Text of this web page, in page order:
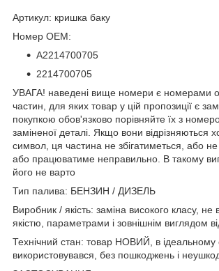
Артикул: кришка баку
Номер OEM:
A2214700705
2214700705
УВАГА! наведені вище номери є номерами
частин, для яких товар у цій пропозиції є
покупкою обов'язково порівняйте їх з
заміненої деталі. Якщо вони відрізняються
символ, ця частина не збігатиметься, або
або працюватиме неправильно. В такому
його не варто
Тип палива: БЕНЗИН / ДИЗЕЛЬ
Виробник / якість: заміна високого класу, не
якістю, параметрами і зовнішнім виглядом
Технічний стан: товар НОВИЙ, в ідеальному
використовувався, без пошкоджень і